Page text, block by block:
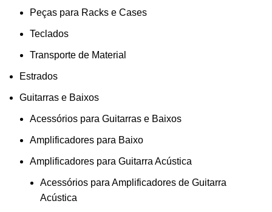
Peças para Racks e Cases
Teclados
Transporte de Material
Estrados
Guitarras e Baixos
Acessórios para Guitarras e Baixos
Amplificadores para Baixo
Amplificadores para Guitarra Acústica
Acessórios para Amplificadores de Guitarra
Acústica